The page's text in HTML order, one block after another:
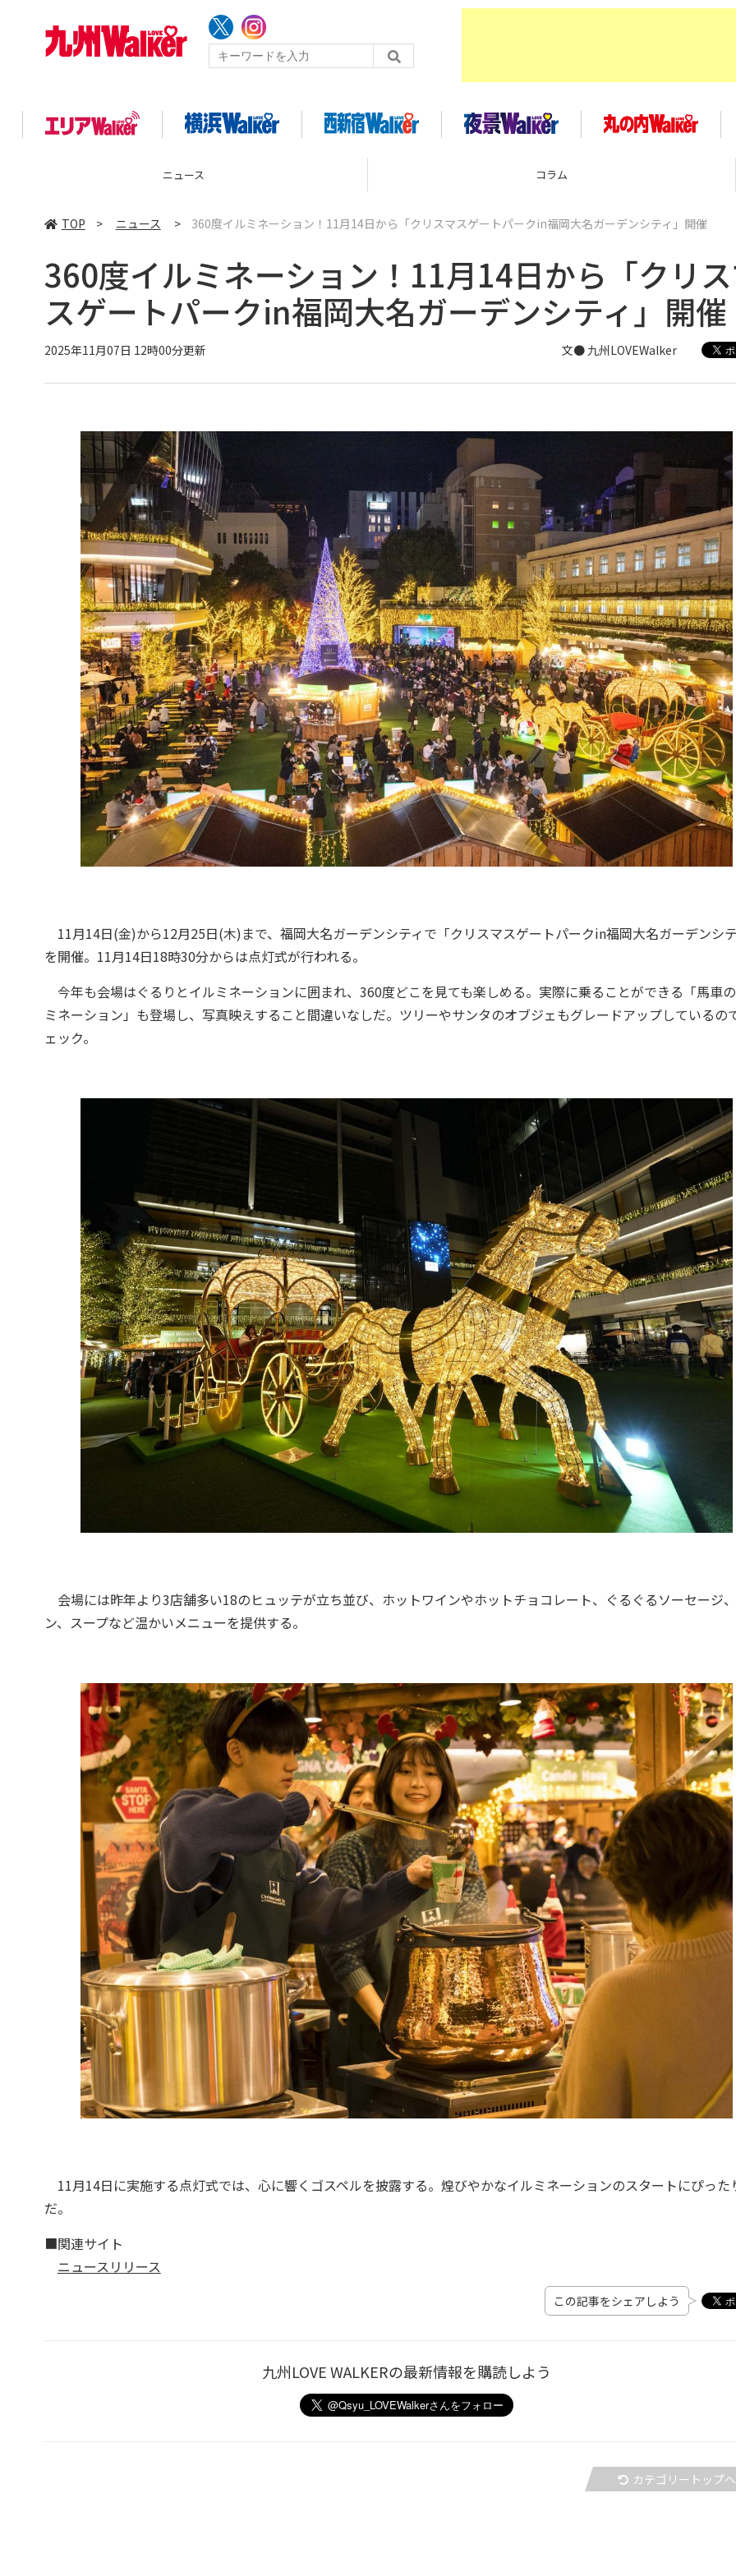
TOP > ニュース > 360度イルミネーション！11月14日から「クリスマスゲートパークin福岡大名ガーデンシティ」開催
360度イルミネーション！11月14日から「クリ
スゲートパークin福岡大名ガーデンシティ」開催
2025年11月07日 12時00分更新 文● 九州LOVEWalker
11月14日(金)から12月25日(木)まで、福岡大名ガーデンシティで「クリスマスゲートパークin福岡大名ガーデンシ
を開催。11月14日18時30分からは点灯式が行われる。
今年も会場はぐるりとイルミネーションに囲まれ、360度どこを見ても楽しめる。実際に乗ることができる「馬車
ミネーション」も登場し、写真映えすること間違いなしだ。ツリーやサンタのオブジェもグレードアップしているの
ェック。
会場には昨年より3店舗多い18のヒュッテが立ち並び、ホットワインやホットチョコレート、ぐるぐるソーセージ
ン、スープなど温かいメニューを提供する。
11月14日に実施する点灯式では、心に響くゴスペルを披露する。煌びやかなイルミネーションのスタートにぴった
だ。
■関連サイト
ニュースリリース
この記事をシェアしよう
九州LOVE WALKERの最新情報を購読しよう
カテゴリートップへ